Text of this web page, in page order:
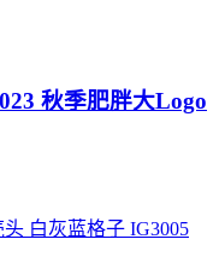
秋季肥胖大Logo